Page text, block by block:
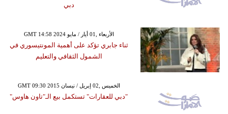
دبي
GMT 14:58 2024 الأربعاء ,01 أيار / مايو
ثناء جابري تؤكد على أهمية المونتيسوري في
الشمول الثقافي والتعليم
GMT 09:30 2015 الخميس ,02 إبريل / نيسان
"دبي للعقارات" تستكمل بيع الـ"تاون هاوس"